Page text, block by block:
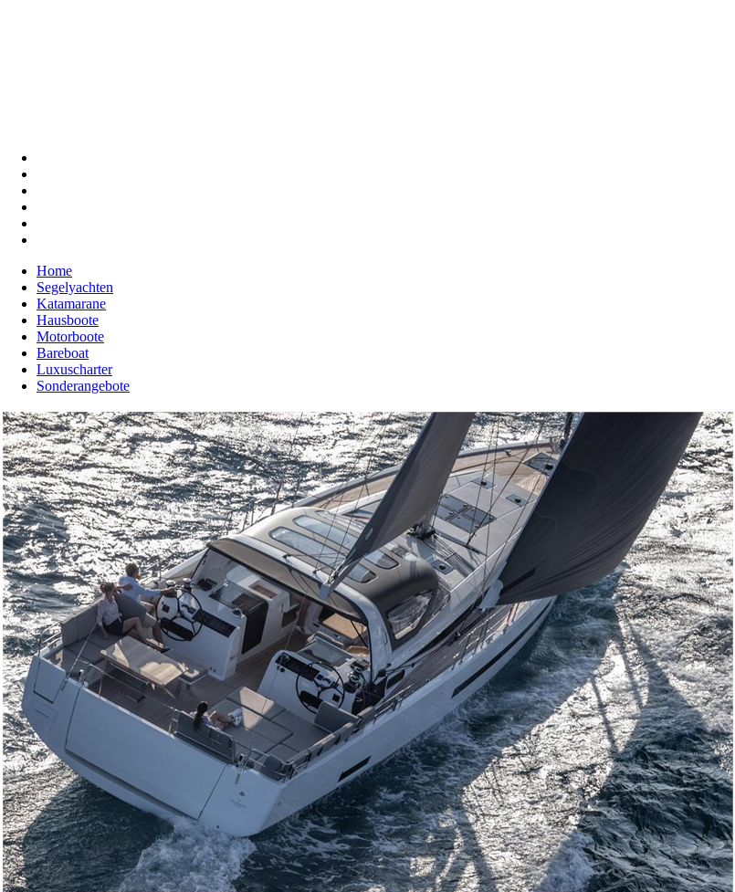
Home
Segelyachten
Katamarane
Hausboote
Motorboote
Bareboat
Luxuscharter
Sonderangebote